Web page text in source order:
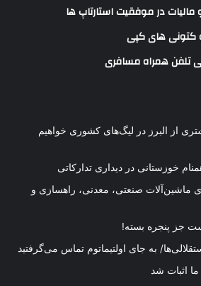
در موفقیت استارتاپ ها
کتونی های کپی
تلفن همراه مسافری
از البرز در لیگ‌های کشوری خواهیم
خوزستانی در دیداری تدارکاتی
ماشین‌آلات صنعتی، معدنی، راهسازی و
جز پنجره بسته!
به جای اولتیماتوم تماس می‌گرفتید
اثبات شد